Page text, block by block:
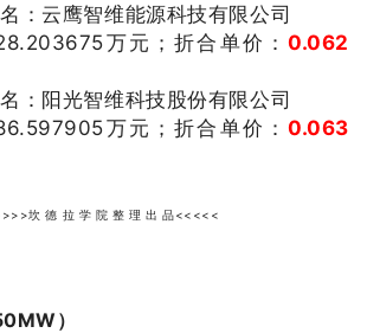
：云鹰智维能源科技有限公司
万元； 折合单价：0.062
：阳光智维科技股份有限公司
万元； 折合单价：0.063
坎 德 拉 学 院 整 理 出 品<<<<<
）